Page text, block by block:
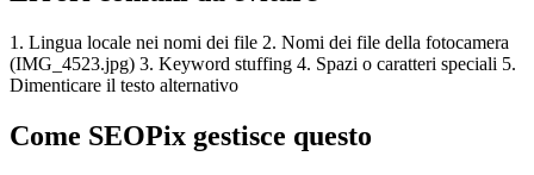
1. Lingua locale nei nomi dei file 2. Nomi dei file della fotocamera
(IMG_4523.jpg) 3. Keyword stuffing 4. Spazi o caratteri speciali 5.
Dimenticare il testo alternativo
Come SEOPix gestisce questo